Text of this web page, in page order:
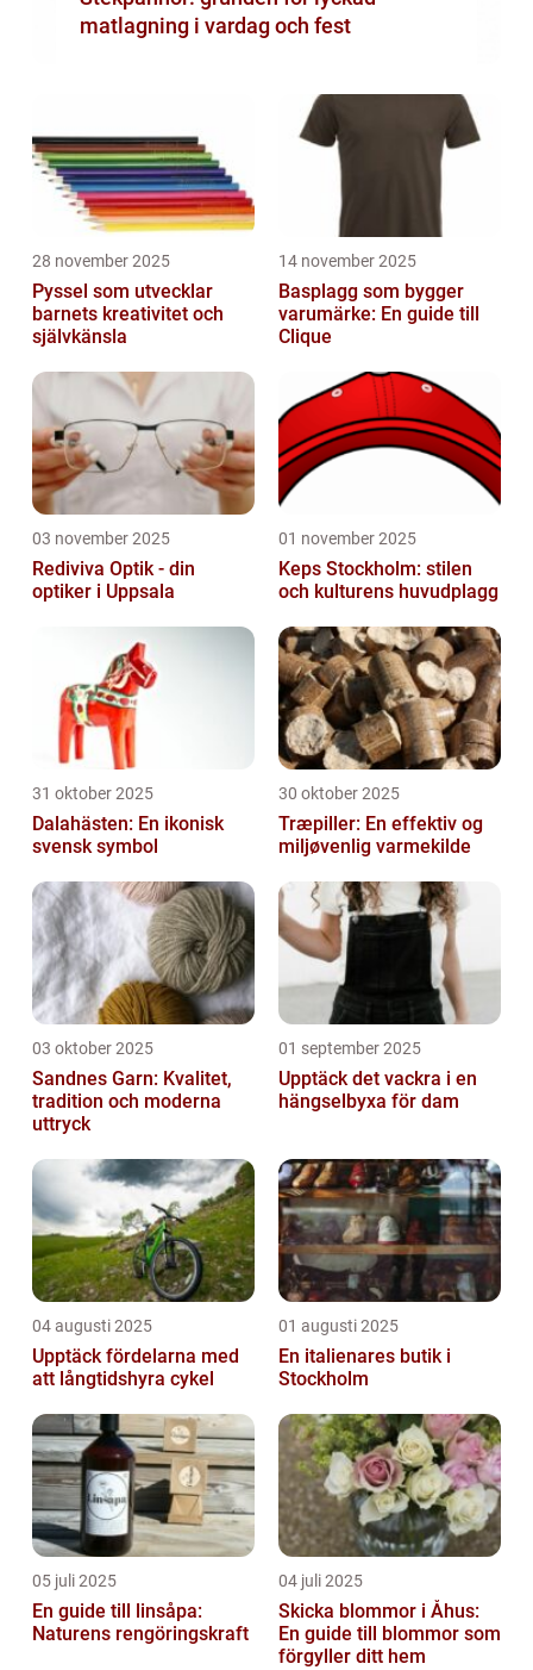
matlagning i vardag och fest
28 november 2025
Pyssel som utvecklar
barnets kreativitet och
självkänsla
14 november 2025
Basplagg som bygger
varumärke: En guide till
Clique
03 november 2025
Rediviva Optik - din
optiker i Uppsala
01 november 2025
Keps Stockholm: stilen
och kulturens huvudplagg
31 oktober 2025
Dalahästen: En ikonisk
svensk symbol
30 oktober 2025
Træpiller: En effektiv og
miljøvenlig varmekilde
03 oktober 2025
Sandnes Garn: Kvalitet,
tradition och moderna
uttryck
01 september 2025
Upptäck det vackra i en
hängselbyxa för dam
04 augusti 2025
Upptäck fördelarna med
att långtidshyra cykel
01 augusti 2025
En italienares butik i
Stockholm
05 juli 2025
En guide till linsåpa:
Naturens rengöringskraft
04 juli 2025
Skicka blommor i Åhus:
En guide till blommor som
förgyller ditt hem